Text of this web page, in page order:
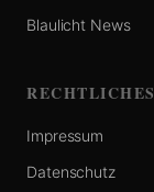
Blaulicht News
RECHTLICHES
Impressum
Datenschutz